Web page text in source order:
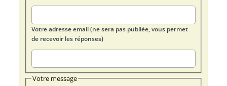
Votre adresse email (ne sera pas publiée, vous permet
de recevoir les réponses)
Votre message